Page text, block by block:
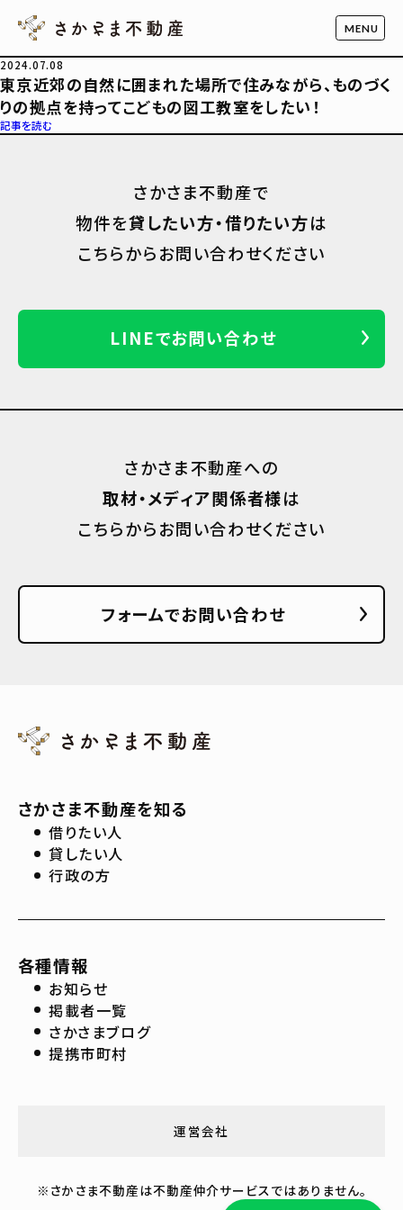
2024.07.08
東京近郊の自然に囲まれた場所で住みながら、ものづく
りの拠点を持ってこどもの図工教室をしたい！
記事を読む
さかさま不動産で
物件を貸したい方・借りたい方は
こちらからお問い合わせください
LINEでお問い合わせ
さかさま不動産への
取材・メディア関係者様は
こちらからお問い合わせください
フォームでお問い合わせ
さかさま不動産を知る
借りたい人
貸したい人
行政の方
各種情報
お知らせ
掲載者一覧
さかさまブログ
提携市町村
運営会社
※さかさま不動産は不動産仲介サービスではありません。